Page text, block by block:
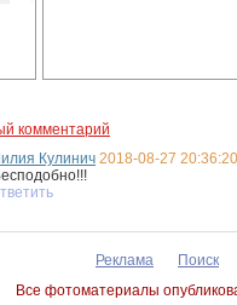
комментарий
Кулинич 2018-08-27 20:36:20
Реклама Поиск
Все фотоматериалы